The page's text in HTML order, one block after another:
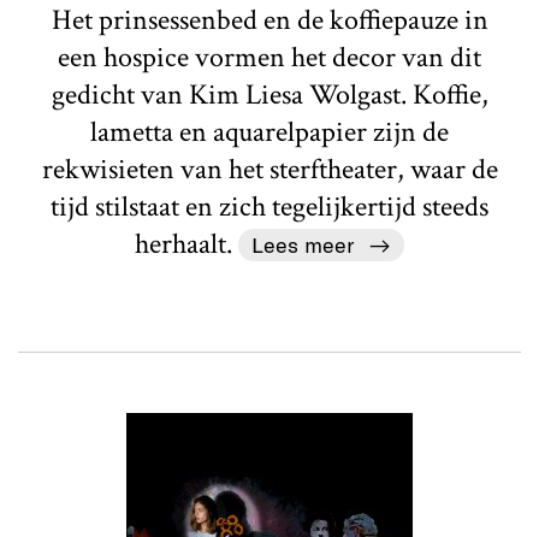
Het prinsessenbed en de koffiepauze in
een hospice vormen het decor van dit
gedicht van Kim Liesa Wolgast. Koffie,
lametta en aquarelpapier zijn de
rekwisieten van het sterftheater, waar de
tijd stilstaat en zich tegelijkertijd steeds
herhaalt.
Lees meer